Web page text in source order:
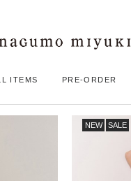
ITEMS PRE-ORDER
NEW SALE